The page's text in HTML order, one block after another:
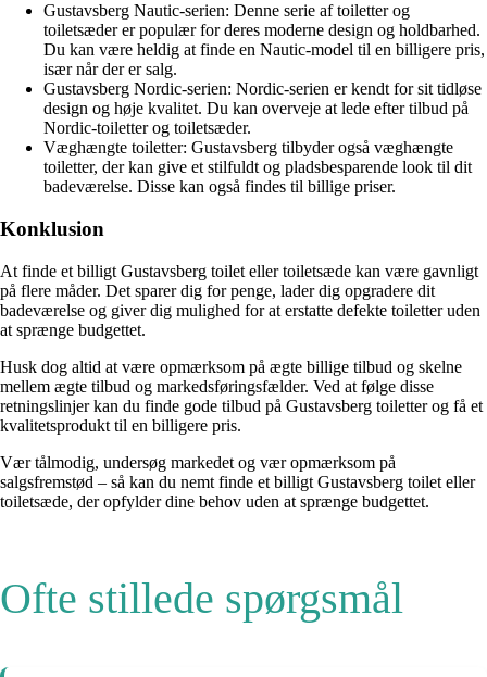
Gustavsberg Nautic-serien: Denne serie af toiletter og
toiletsæder er populær for deres moderne design og holdbarhed.
Du kan være heldig at finde en Nautic-model til en billigere pris,
især når der er salg.
Gustavsberg Nordic-serien: Nordic-serien er kendt for sit tidløse
design og høje kvalitet. Du kan overveje at lede efter tilbud på
Nordic-toiletter og toiletsæder.
Væghængte toiletter: Gustavsberg tilbyder også væghængte
toiletter, der kan give et stilfuldt og pladsbesparende look til dit
badeværelse. Disse kan også findes til billige priser.
Konklusion
At finde et billigt Gustavsberg toilet eller toiletsæde kan være gavnligt
på flere måder. Det sparer dig for penge, lader dig opgradere dit
badeværelse og giver dig mulighed for at erstatte defekte toiletter uden
at sprænge budgettet.
Husk dog altid at være opmærksom på ægte billige tilbud og skelne
mellem ægte tilbud og markedsføringsfælder. Ved at følge disse
retningslinjer kan du finde gode tilbud på Gustavsberg toiletter og få et
kvalitetsprodukt til en billigere pris.
Vær tålmodig, undersøg markedet og vær opmærksom på
salgsfremstød – så kan du nemt finde et billigt Gustavsberg toilet eller
toiletsæde, der opfylder dine behov uden at sprænge budgettet.
Ofte stillede spørgsmål